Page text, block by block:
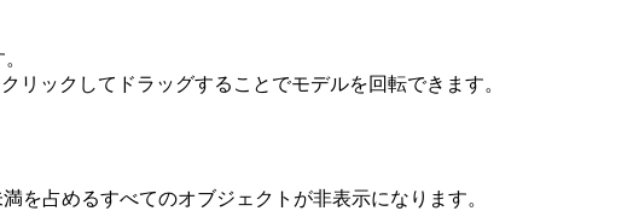
ックしてドラッグすることでモデルを回転できます。
を占めるすべてのオブジェクトが非表示になります。